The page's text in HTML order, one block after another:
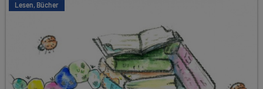
Lesen, Bücher